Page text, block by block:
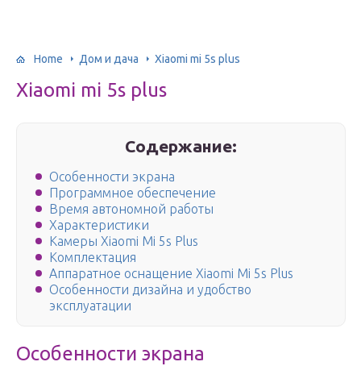
Home Дом и дача Xiaomi mi 5s plus
Xiaomi mi 5s plus
Содержание:
Особенности экрана
Программное обеспечение
Время автономной работы
Характеристики
Камеры Xiaomi Mi 5s Plus
Комплектация
Аппаратное оснащение Xiaomi Mi 5s Plus
Особенности дизайна и удобство
эксплуатации
Особенности экрана